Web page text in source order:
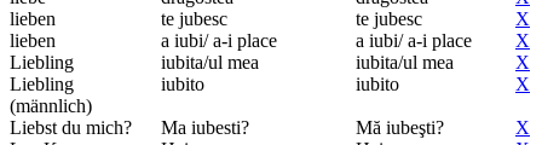
lieben
te jubesc te jubesc
X
lieben
a iubi/ a-i place a iubi/ a-i place
X
Liebling
iubita/ul mea iubita/ul mea
X
Liebling
(männlich)
iubito iubito X
Liebst du mich? Ma iubesti? Mă iubeşti?
X